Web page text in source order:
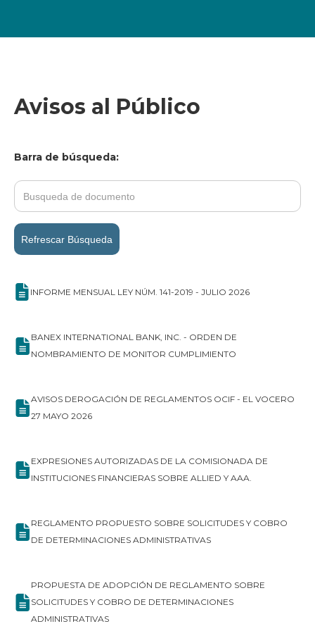
Avisos al Público
Barra de búsqueda:
Refrescar Búsqueda
INFORME MENSUAL LEY NÚM. 141-2019 - JULIO 2026
BANEX INTERNATIONAL BANK, INC. - ORDEN DE
NOMBRAMIENTO DE MONITOR CUMPLIMIENTO
AVISOS DEROGACIÓN DE REGLAMENTOS OCIF - EL VOCERO
27 MAYO 2026
EXPRESIONES AUTORIZADAS DE LA COMISIONADA DE
INSTITUCIONES FINANCIERAS SOBRE ALLIED Y AAA.
REGLAMENTO PROPUESTO SOBRE SOLICITUDES Y COBRO
DE DETERMINACIONES ADMINISTRATIVAS
PROPUESTA DE ADOPCIÓN DE REGLAMENTO SOBRE
SOLICITUDES Y COBRO DE DETERMINACIONES
ADMINISTRATIVAS